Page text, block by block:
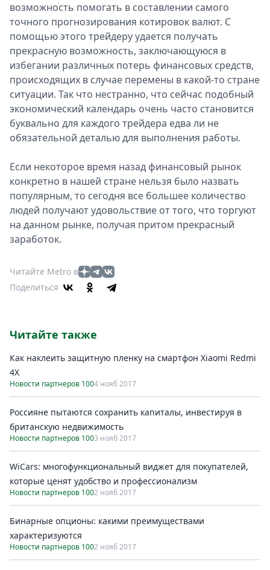
возможность помогать в составлении самого
точного прогнозирования котировок валют. С
помощью этого трейдеру удается получать
прекрасную возможность, заключающуюся в
избегании различных потерь финансовых средств,
происходящих в случае перемены в какой-то стране
ситуации. Так что нестранно, что сейчас подобный
экономический календарь очень часто становится
буквально для каждого трейдера едва ли не
обязательной деталью для выполнения работы.
Если некоторое время назад финансовый рынок
конкретно в нашей стране нельзя было назвать
популярным, то сегодня все большее количество
людей получают удовольствие от того, что торгуют
на данном рынке, получая притом прекрасный
заработок.
Читайте Metro в
Поделиться
Читайте также
Как наклеить защитную пленку на смартфон Xiaomi Redmi
4X
Новости партнеров 1004 нояб 2017
Россияне пытаются сохранить капиталы, инвестируя в
британскую недвижимость
Новости партнеров 1003 нояб 2017
WiCars: многофункциональный виджет для покупателей,
которые ценят удобство и профессионализм
Новости партнеров 1002 нояб 2017
Бинарные опционы: какими преимуществами
характеризуются
Новости партнеров 1002 нояб 2017